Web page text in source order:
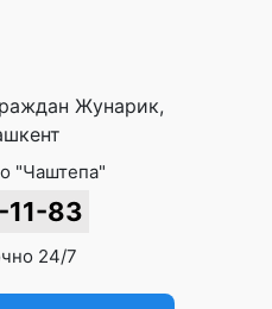
Жунарик,
"Чаштепа"
83
24/7